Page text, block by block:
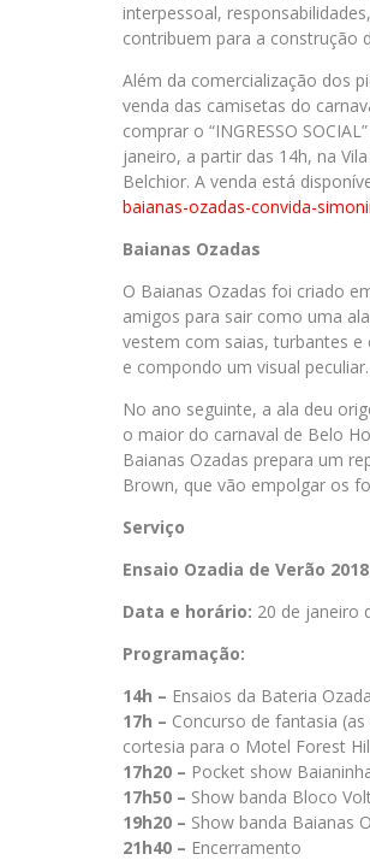
interpessoal,
contribuem para a construção
Além da comercialização dos
venda das camisetas do
comprar o “INGRESSO
janeiro, a partir das 14h, na
Belchior. A venda está
baianas-ozadas-convida-
Baianas Ozadas
O Baianas Ozadas foi criado
amigos para sair como uma
vestem com saias, turbantes
e compondo um visual peculiar.
No ano seguinte, a ala deu
o maior do carnaval de Belo
Baianas Ozadas prepara um
Brown, que vão empolgar os
Serviço
Ensaio Ozadia de Verão
Data e horário: 20 de janeiro
Programação:
14h – Ensaios da Bateria
17h – Concurso de fantasia
cortesia para o Motel Forest
17h20 – Pocket show
17h50 – Show banda Bloco
19h20 – Show banda Baianas
21h40 – Encerramento